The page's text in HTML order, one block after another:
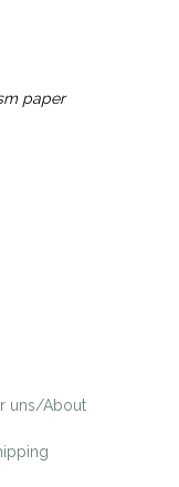
paper
uns/About